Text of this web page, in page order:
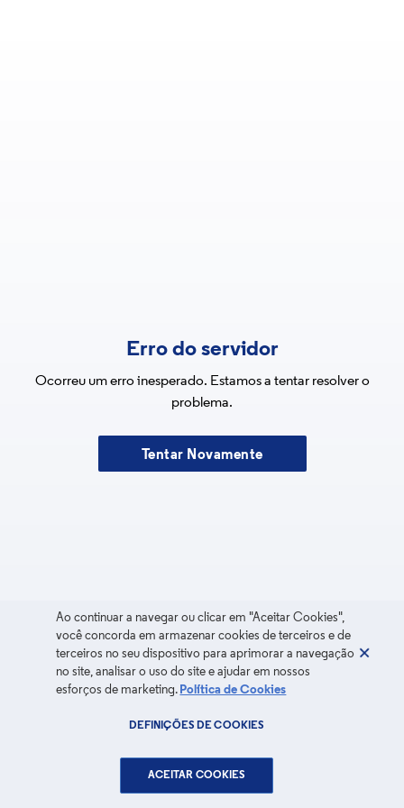
Erro do servidor
Ocorreu um erro inesperado. Estamos a tentar resolver o
problema.
Tentar Novamente
Ao continuar a navegar ou clicar em "Aceitar Cookies",
você concorda em armazenar cookies de terceiros e de
terceiros no seu dispositivo para aprimorar a navegação
no site, analisar o uso do site e ajudar em nossos
esforços de marketing. Política de Cookies
DEFINIÇÕES DE COOKIES
ACEITAR COOKIES